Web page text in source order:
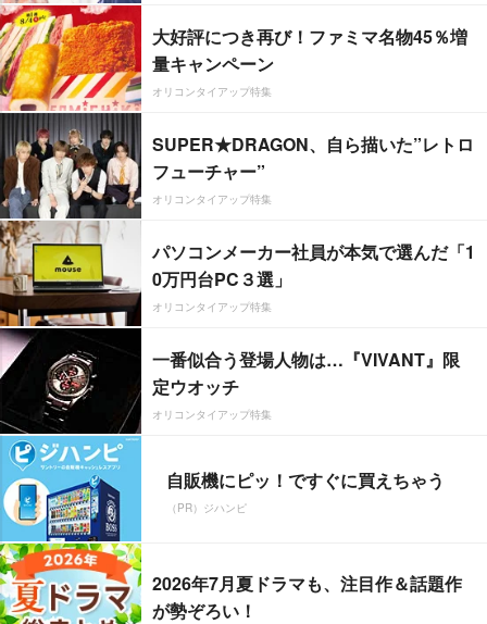
大好評につき再び！ファミマ名物45％増
量キャンペーン
オリコンタイアップ特集
SUPER★DRAGON、自ら描いた”レトロ
フューチャー”
オリコンタイアップ特集
パソコンメーカー社員が本気で選んだ「1
0万円台PC３選」
オリコンタイアップ特集
一番似合う登場人物は…『VIVANT』限
定ウオッチ
オリコンタイアップ特集
自販機にピッ！ですぐに買えちゃう
（PR）ジハンピ
2026年7月夏ドラマも、注目作＆話題作
が勢ぞろい！